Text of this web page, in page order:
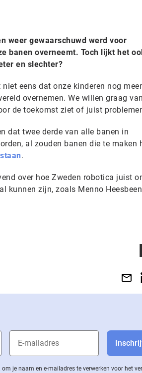
weer gewaarschuwd werd voor
banen overneemt. Toch lijkt het
en slechter?
eens dat onze kinderen nog
overnemen. We willen graag
de toekomst ziet of juist
dat twee derde van alle banen in
al zouden banen die te maken
staan.
over hoe Zweden robotica juist
kunnen zijn, zoals Menno Heesbeen
je naam en e-mailadres te verwerken voor het